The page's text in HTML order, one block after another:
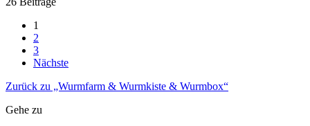
1
2
3
Nächste
Zurück zu „Wurmfarm & Wurmkiste & Wurmbox“
Gehe zu